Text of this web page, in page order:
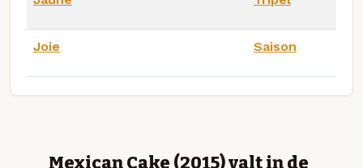
Joie Saison
Mexican Cake (2015) valt in de